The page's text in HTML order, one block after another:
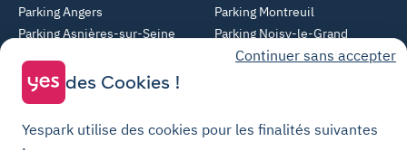
Parking Angers
Parking Asnières-sur-Seine
Parking Courbevoie
Parking Metz
Parking Montreuil
Parking Noisy-le-Grand
Parking Clermont-Ferrand
Yespark SAS, titulaire de la carte pro n°CPI 7501 2017 000 019 582 portant
Continuer sans accepter
des Cookies !
Yespark utilise des cookies pour les finalités suivantes